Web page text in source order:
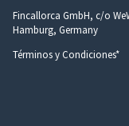
Fincallorca GmbH, c/o
Hamburg, Germany
Términos y Condiciones*